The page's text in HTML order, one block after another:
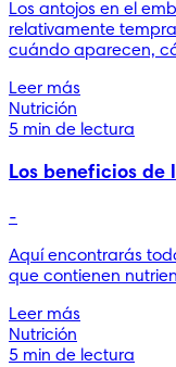
Los antojos en el
relativamente
cuándo aparecen,
Leer más
Nutrición
5 min de lectura
Los beneficios de
-
Aquí encontrarás
que contienen
Leer más
Nutrición
5 min de lectura